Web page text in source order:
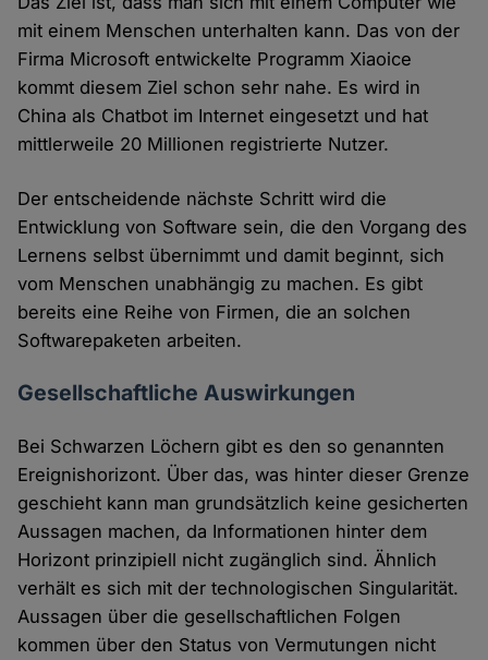
mit einem Menschen unterhalten kann. Das von der
Firma Microsoft entwickelte Programm Xiaoice
kommt diesem Ziel schon sehr nahe. Es wird in
China als Chatbot im Internet eingesetzt und hat
mittlerweile 20 Millionen registrierte Nutzer.
Der entscheidende nächste Schritt wird die
Entwicklung von Software sein, die den Vorgang des
Lernens selbst übernimmt und damit beginnt, sich
vom Menschen unabhängig zu machen. Es gibt
bereits eine Reihe von Firmen, die an solchen
Softwarepaketen arbeiten.
Gesellschaftliche Auswirkungen
Bei Schwarzen Löchern gibt es den so genannten
Ereignishorizont. Über das, was hinter dieser Grenze
geschieht kann man grundsätzlich keine gesicherten
Aussagen machen, da Informationen hinter dem
Horizont prinzipiell nicht zugänglich sind. Ähnlich
verhält es sich mit der technologischen Singularität.
Aussagen über die gesellschaftlichen Folgen
kommen über den Status von Vermutungen nicht